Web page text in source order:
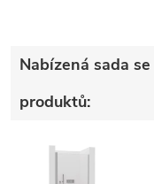
Nabízená sada
produktů: